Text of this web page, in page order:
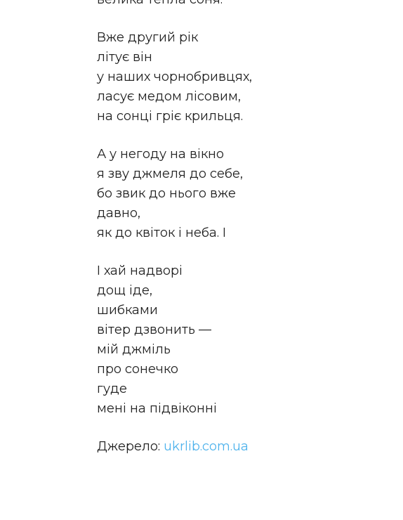
Вже другий рік
літує він
у наших чорнобривцях,
ласує медом лісовим,
на сонці гріє крильця.
А у негоду на вікно
я зву джмеля до себе,
бо звик до нього вже
давно,
як до квіток і неба. І
І хай надворі
дощ іде,
шибками
вітер дзвонить —
мій джміль
про сонечко
гуде
мені на підвіконні
Джерело: ukrlib.com.ua